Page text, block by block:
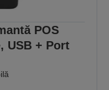
POS
USB + Port